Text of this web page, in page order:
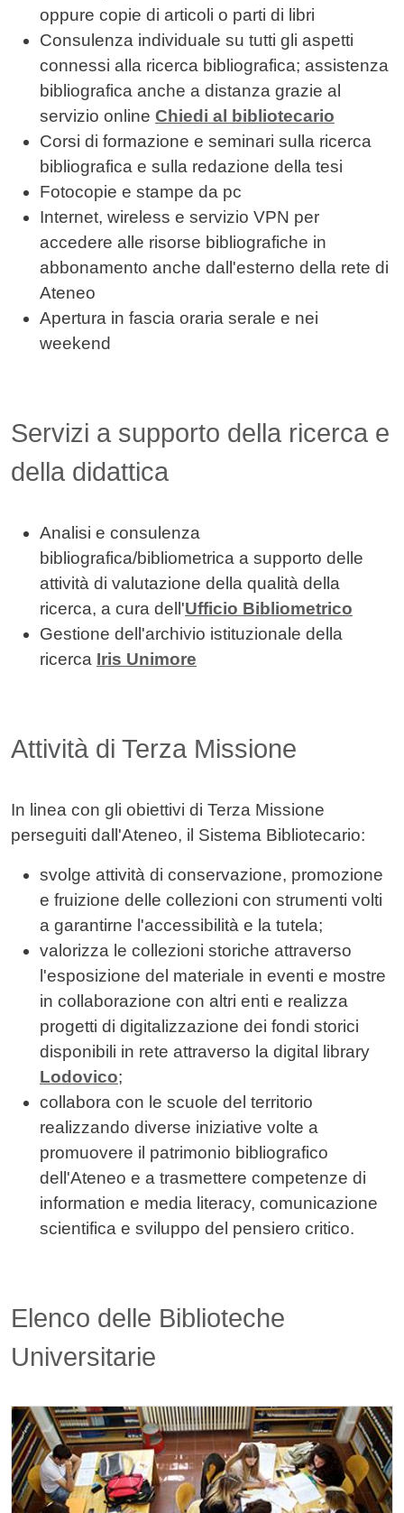
oppure copie di articoli o parti di libri
Consulenza individuale su tutti gli aspetti
connessi alla ricerca bibliografica; assistenza
bibliografica anche a distanza grazie al
servizio online Chiedi al bibliotecario
Corsi di formazione e seminari sulla ricerca
bibliografica e sulla redazione della tesi
Fotocopie e stampe da pc
Internet, wireless e servizio VPN per
accedere alle risorse bibliografiche in
abbonamento anche dall'esterno della rete di
Ateneo
Apertura in fascia oraria serale e nei
weekend
Servizi a supporto della ricerca e
della didattica
Analisi e consulenza
bibliografica/bibliometrica a supporto delle
attività di valutazione della qualità della
ricerca, a cura dell'Ufficio Bibliometrico
Gestione dell'archivio istituzionale della
ricerca Iris Unimore
Attività di Terza Missione
In linea con gli obiettivi di Terza Missione
perseguiti dall'Ateneo, il Sistema Bibliotecario:
svolge attività di conservazione, promozione
e fruizione delle collezioni con strumenti volti
a garantirne l'accessibilità e la tutela;
valorizza le collezioni storiche attraverso
l'esposizione del materiale in eventi e mostre
in collaborazione con altri enti e realizza
progetti di digitalizzazione dei fondi storici
disponibili in rete attraverso la digital library
Lodovico;
collabora con le scuole del territorio
realizzando diverse iniziative volte a
promuovere il patrimonio bibliografico
dell'Ateneo e a trasmettere competenze di
information e media literacy, comunicazione
scientifica e sviluppo del pensiero critico.
Elenco delle Biblioteche
Universitarie
Image